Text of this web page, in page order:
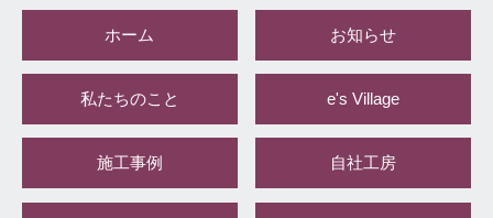
ホーム お知らせ
私たちのこと e's Village
施工事例 自社工房